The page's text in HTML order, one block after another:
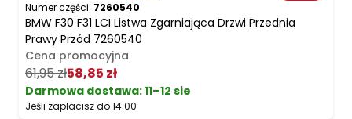
Numer części: 7260540
BMW F30 F31 LCI Listwa Zgarniająca Drzwi Przednia
Prawy Przód 7260540
Cena promocyjna
61,95 zł58,85 zł
Darmowa dostawa:11–12 sie
Jeśli zapłacisz do 14:00